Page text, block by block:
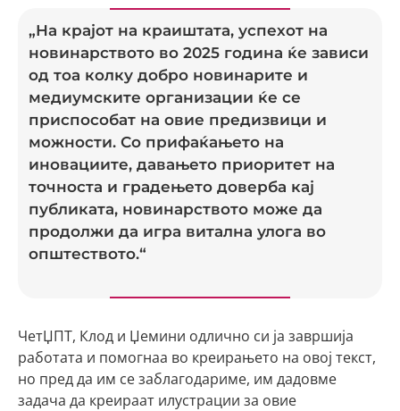
„На крајот на краиштата, успехот на
новинарството во 2025 година ќе зависи
од тоа колку добро новинарите и
медиумските организации ќе се
приспособат на овие предизвици и
можности. Со прифаќањето на
иновациите, давањето приоритет на
точноста и градењето доверба кај
публиката, новинарството може да
продолжи да игра витална улога во
општеството.“
ЧетЏПТ, Клод и Џемини одлично си ја завршија
работата и помогнаа во креирањето на овој текст,
но пред да им се заблагодариме, им дадовме
задача да креираат илустрации за овие